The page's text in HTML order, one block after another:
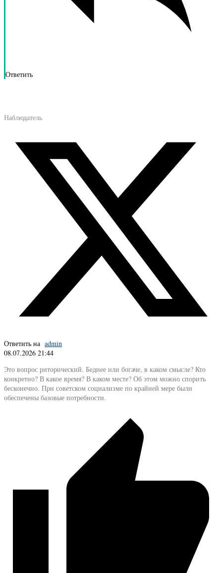
Ответить
Наблюдатель
Ответить на admin
08.07.2026 21:44
Это вопрос риторический. Беднее или богаче, в каком смысле? Кто
конкретно? В какое время? В каком месте? Об этом можно спорить
бесконечно. При советском социализме по крайней мере были
обеспечены базовые потребности.